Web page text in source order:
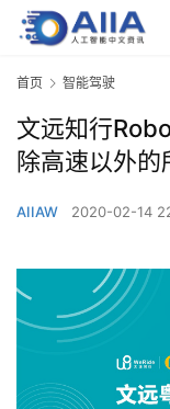
首页 智能驾驶
文远知行
除高速以外的
AIIAW 2020-02-14